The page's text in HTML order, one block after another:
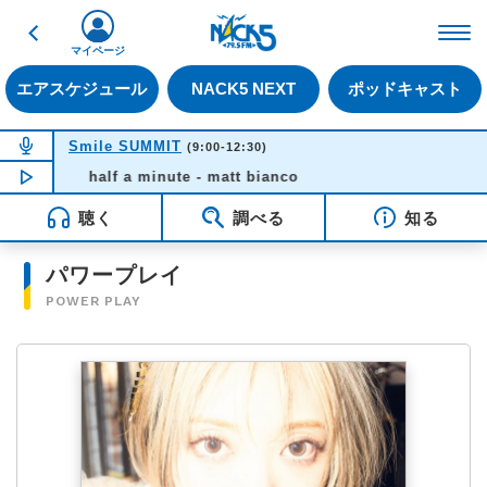
戻る
エアスケジュール NACK5 NEXT ポッドキャスト
マイページ
NOW ON AIR
Smile SUMMIT (9:00-12:30)
NOW PLAYING09:01
half a minute - matt bianco
聴く 調べる 知る
パワープレイ
POWER PLAY